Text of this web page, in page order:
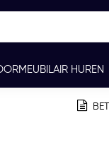
HUREN